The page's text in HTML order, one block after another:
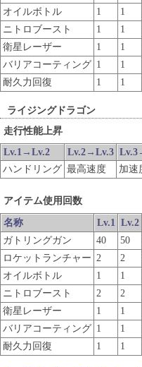
オイルボトル
1 1
ニトロブースト
1 1
衛星レーザー
1 1
バリアコーティング 1 1
耐久力回復
1 1
ライジングドラゴン
走行性能上昇
Lv.1→Lv.2
Lv.2→Lv.3
ハンドリング 最高速度 加速
アイテム使用回数
名称 Lv.1 Lv.2
ガトリングガン
40 50
ロケットランチャー 2 2
オイルボトル
1 1
ニトロブースト
2 2
衛星レーザー
1 1
バリアコーティング 1 1
耐久力回復
1 1